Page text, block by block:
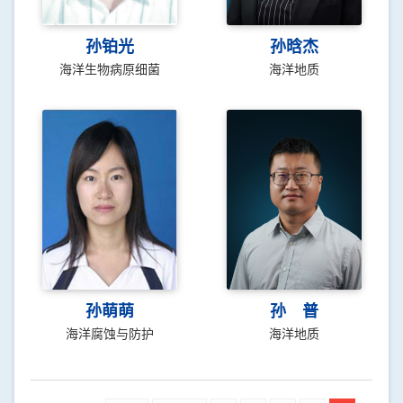
孙铂光
海洋生物病原细菌
孙晗杰
海洋地质
孙萌萌
海洋腐蚀与防护
孙 普
海洋地质